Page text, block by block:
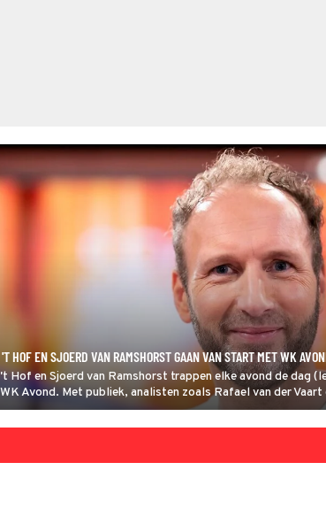
HOF EN SJOERD VAN RAMSHORST GAAN VAN START MET WK
Hof en Sjoerd van Ramshorst trappen elke avond de dag
Avond. Met publiek, analisten zoals Rafael van der
zoals de quiz en fragmenten uit de oude doos.